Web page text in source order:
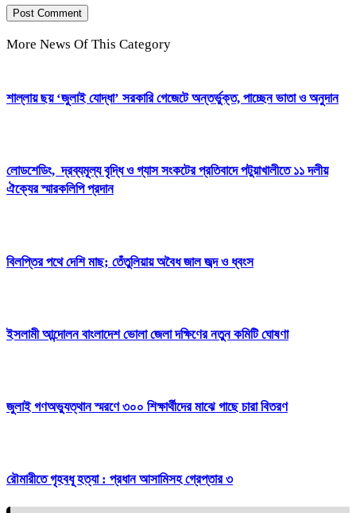
More News Of This Category
শাল্লায় ছয় ‘জুলাই যোদ্ধা’ সরকারি গেজেটে অন্তর্ভুক্ত, পাচ্ছেন ভাতা ও অনুদান
লোডশেডিং, দ্রব্যমূল্য বৃদ্ধি ও গ্যাস সংকটের প্রতিবাদে পটুয়াখালীতে ১১ দলীয়
ঐক্যের স্মারকলিপি প্রদান
বিলপ্তির পথে দেশি মাছ; তেঁতুলিয়ায় অবৈধ জাল জব্দ ও ধ্বংস
ইসলামী আন্দোলন বাংলাদেশ ভোলা জেলা দক্ষিণের নতুন কমিটি ঘোষণা
জুলাই গণঅভ্যুত্থান স্মরণে ৩০০ শিক্ষার্থীদের মাঝে গাছে চারা বিতরণ
রৌমারীতে গৃহবধূ হত্যা : প্রধান আসামিসহ গ্রেপ্তার ৩